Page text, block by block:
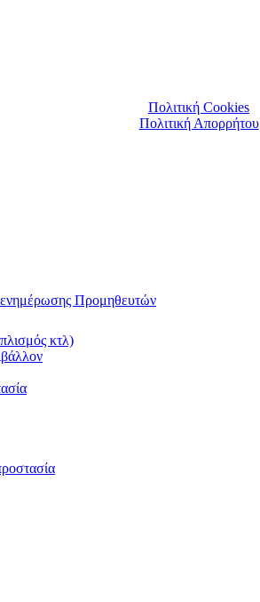
ενημέρωσης Προμηθευτών
Πολιτική Cookies
Πολιτική Απορρήτου
κτλ)